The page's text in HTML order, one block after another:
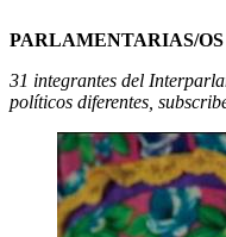
PARLAMENTARIAS/
31 integrantes del
políticos diferentes,